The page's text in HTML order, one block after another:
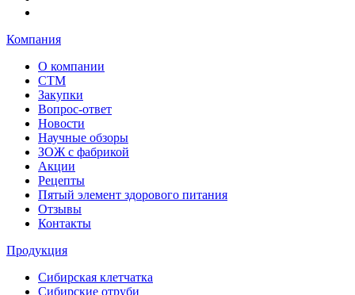
Компания
О компании
СТМ
Закупки
Вопрос-ответ
Новости
Научные обзоры
ЗОЖ с фабрикой
Акции
Рецепты
Пятый элемент здорового питания
Отзывы
Контакты
Продукция
Сибирская клетчатка
Сибирские отруби